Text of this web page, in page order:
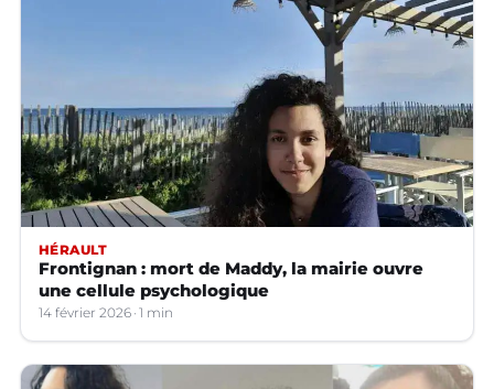
HÉRAULT
Frontignan : mort de Maddy, la mairie ouvre
une cellule psychologique
14 février 2026 1 min